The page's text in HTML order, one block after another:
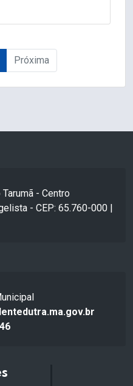
Próxima
- Centro
- CEP: 65.760-000 |